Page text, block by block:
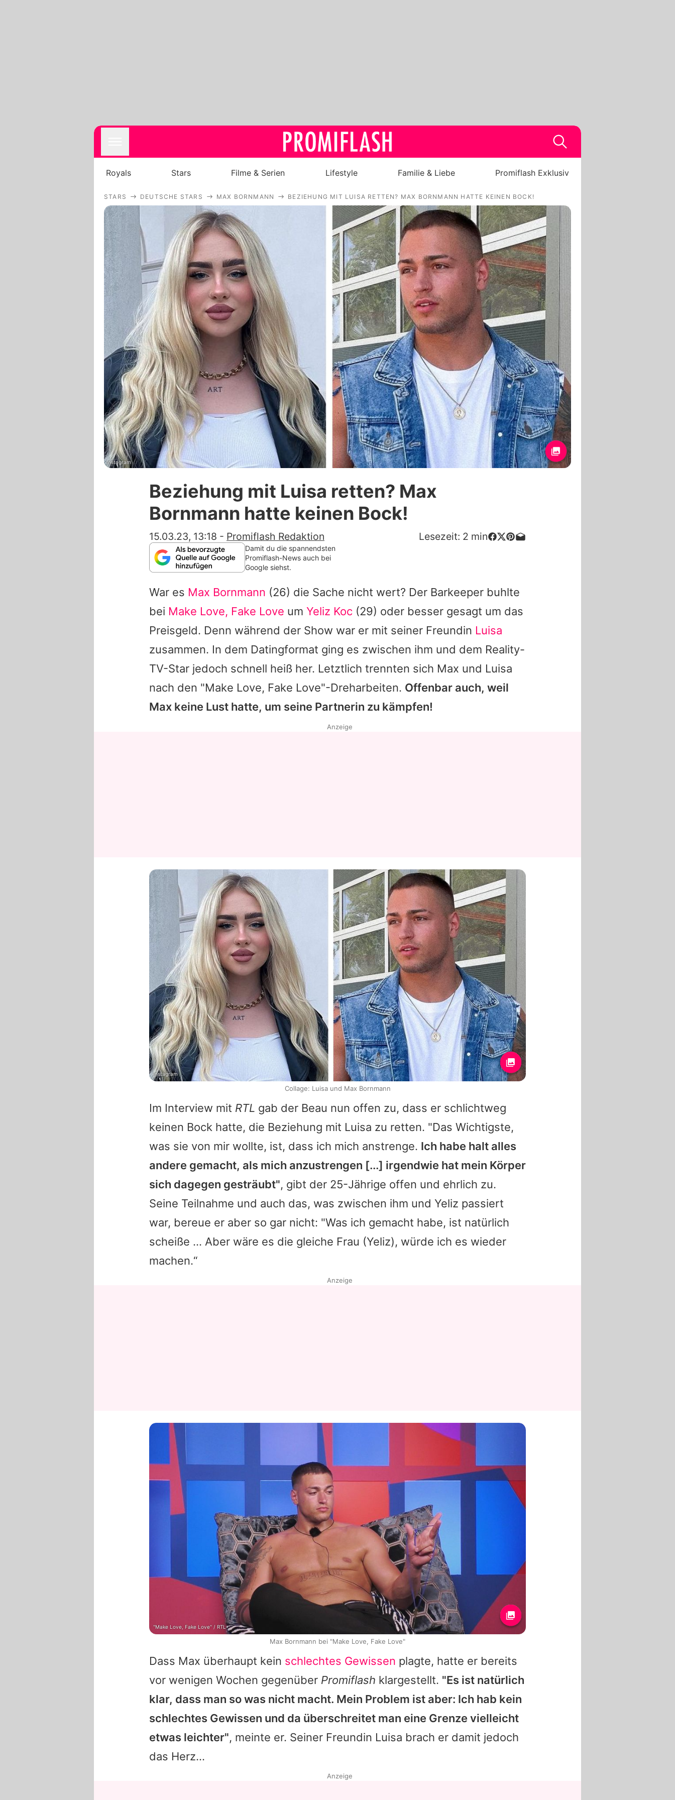
Royals
Stars
Filme & Serien
Lifestyle
Familie & Liebe
Promiflash Exklusiv
Alle Themen auf Promiflash
Jobs
App runterladen
Team
Redaktionelle Richtlinien
Impressum
Datenschutzerklärung
Nutzungsbedingungen
Utiq verwalten
Royals Stars Filme & Serien Lifestyle Familie & Liebe Promiflash Exklusiv
STARS DEUTSCHE STARS MAX BORNMANN BEZIEHUNG MIT LUISA RETTEN? MAX BORNMANN HATTE KEINEN BOCK!
Instagram
Beziehung mit Luisa retten? Max
Bornmann hatte keinen Bock!
15.03.23, 13:18 - Promiflash Redaktion Lesezeit: 2 min
Damit du die spannendsten
Promiflash-News auch bei
Google siehst.
War es Max Bornmann (26) die Sache nicht wert? Der Barkeeper buhlte
bei Make Love, Fake Love um Yeliz Koc (29) oder besser gesagt um das
Preisgeld. Denn während der Show war er mit seiner Freundin Luisa
zusammen. In dem Datingformat ging es zwischen ihm und dem Reality-
TV-Star jedoch schnell heiß her. Letztlich trennten sich Max und Luisa
nach den "Make Love, Fake Love"-Dreharbeiten. Offenbar auch, weil
Max keine Lust hatte, um seine Partnerin zu kämpfen!
Im Interview mit RTL gab der Beau nun offen zu, dass er schlichtweg
keinen Bock hatte, die Beziehung mit Luisa zu retten. "Das Wichtigste,
was sie von mir wollte, ist, dass ich mich anstrenge. Ich habe halt alles
andere gemacht, als mich anzustrengen [...] irgendwie hat mein Körper
sich dagegen gesträubt", gibt der 25-Jährige offen und ehrlich zu.
Seine Teilnahme und auch das, was zwischen ihm und Yeliz passiert
war, bereue er aber so gar nicht: "Was ich gemacht habe, ist natürlich
scheiße … Aber wäre es die gleiche Frau (Yeliz), würde ich es wieder
machen.“
Dass Max überhaupt kein schlechtes Gewissen plagte, hatte er bereits
vor wenigen Wochen gegenüber Promiflash klargestellt. "Es ist natürlich
klar, dass man so was nicht macht. Mein Problem ist aber: Ich hab kein
schlechtes Gewissen und da überschreitet man eine Grenze vielleicht
etwas leichter", meinte er. Seiner Freundin Luisa brach er damit jedoch
das Herz...
Anzeige
Instagram
Collage: Luisa und Max Bornmann
Anzeige
"Make Love, Fake Love" / RTL+
Max Bornmann bei "Make Love, Fake Love"
Anzeige